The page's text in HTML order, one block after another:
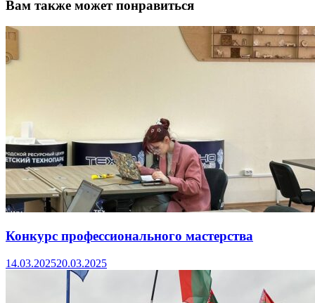
Вам также может понравиться
Конкурс профессионального мастерства
14.03.202520.03.2025